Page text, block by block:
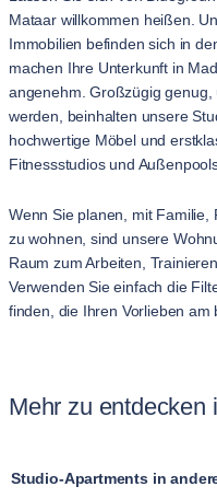
Mataar willkommen heißen.
Immobilien befinden sich in
machen Ihre Unterkunft in
angenehm. Großzügig
werden, beinhalten unsere
hochwertige Möbel und
Fitnessstudios und
Wenn Sie planen, mit Familie,
zu wohnen, sind unsere
Raum zum Arbeiten,
Verwenden Sie einfach die
finden, die Ihren Vorlieben am
Mehr zu entdecken
Studio-Apartments in